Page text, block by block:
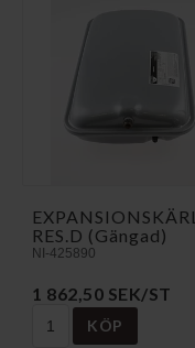
EXPANSIONSKÄRL
RES.D (Gängad)
NI-425890
1 862,50 SEK/ST
KÖP